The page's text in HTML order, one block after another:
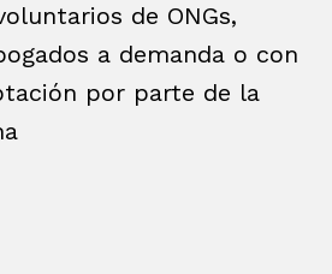
de ONGs,
a demanda o con
por parte de la